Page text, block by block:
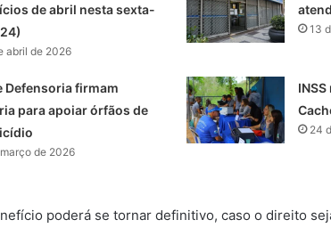
de abril nesta sexta-
abril de 2026
13
Defensoria firmam
para apoiar órfãos de
de 2026
24
poderá se tornar definitivo, caso o direito